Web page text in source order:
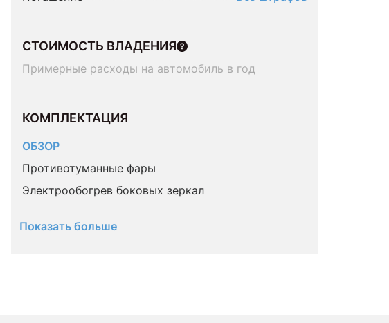
СТОИМОСТЬ ВЛАДЕНИЯ
Примерные расходы на автомобиль в год
КОМПЛЕКТАЦИЯ
ОБЗОР
Противотуманные фары
Электрообогрев боковых зеркал
Показать больше